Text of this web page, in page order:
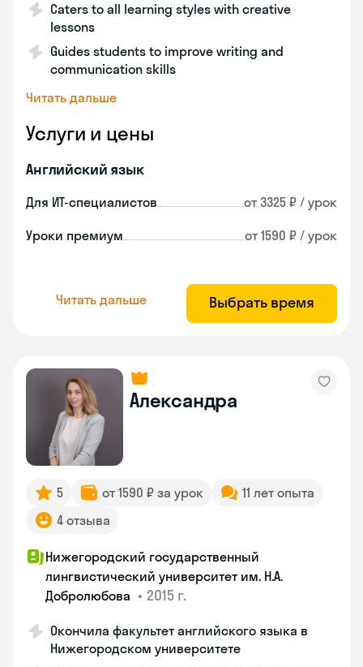
Caters to all learning styles with creative
lessons
Guides students to improve writing and
communication skills
Читать дальше
Услуги и цены
Английский язык
Для ИТ-специалистов от 3325 ₽ / урок
Уроки премиум от 1590 ₽ / урок
Читать дальше Выбрать время
Александра
5 от 1590 ₽ за урок
11 лет опыта
4 отзыва
Нижегородский государственный
лингвистический университет им. Н.А.
Добролюбова • 2015 г.
Окончила факультет английского языка в
Нижегородском университете